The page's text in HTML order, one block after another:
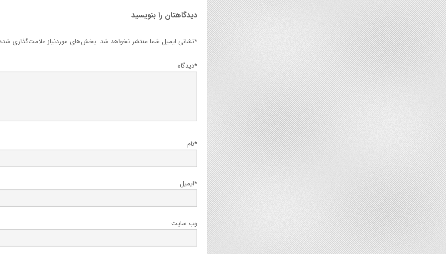
دیدگاهتان را بنویسید
نشانی ایمیل شما منتشر نخواهد شد. بخش‌های موردنیاز علامت‌گذاری *
دیدگاه*
نام*
ایمیل*
وب‌ سایت